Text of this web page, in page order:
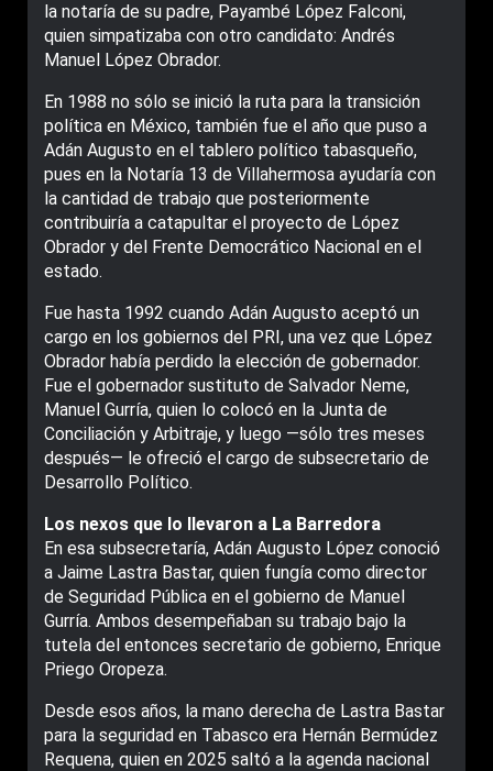
la notaría de su padre, Payambé López Falconi,
quien simpatizaba con otro candidato: Andrés
Manuel López Obrador.
En 1988 no sólo se inició la ruta para la transición
política en México, también fue el año que puso a
Adán Augusto en el tablero político tabasqueño,
pues en la Notaría 13 de Villahermosa ayudaría con
la cantidad de trabajo que posteriormente
contribuiría a catapultar el proyecto de López
Obrador y del Frente Democrático Nacional en el
estado.
Fue hasta 1992 cuando Adán Augusto aceptó un
cargo en los gobiernos del PRI, una vez que López
Obrador había perdido la elección de gobernador.
Fue el gobernador sustituto de Salvador Neme,
Manuel Gurría, quien lo colocó en la Junta de
Conciliación y Arbitraje, y luego —sólo tres meses
después— le ofreció el cargo de subsecretario de
Desarrollo Político.
Los nexos que lo llevaron a La Barredora
En esa subsecretaría, Adán Augusto López conoció
a Jaime Lastra Bastar, quien fungía como director
de Seguridad Pública en el gobierno de Manuel
Gurría. Ambos desempeñaban su trabajo bajo la
tutela del entonces secretario de gobierno, Enrique
Priego Oropeza.
Desde esos años, la mano derecha de Lastra Bastar
para la seguridad en Tabasco era Hernán Bermúdez
Requena, quien en 2025 saltó a la agenda nacional